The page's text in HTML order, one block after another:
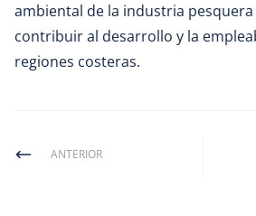
ambiental de la industria pesquera
contribuir al desarrollo y la
regiones costeras.
ANTERIOR